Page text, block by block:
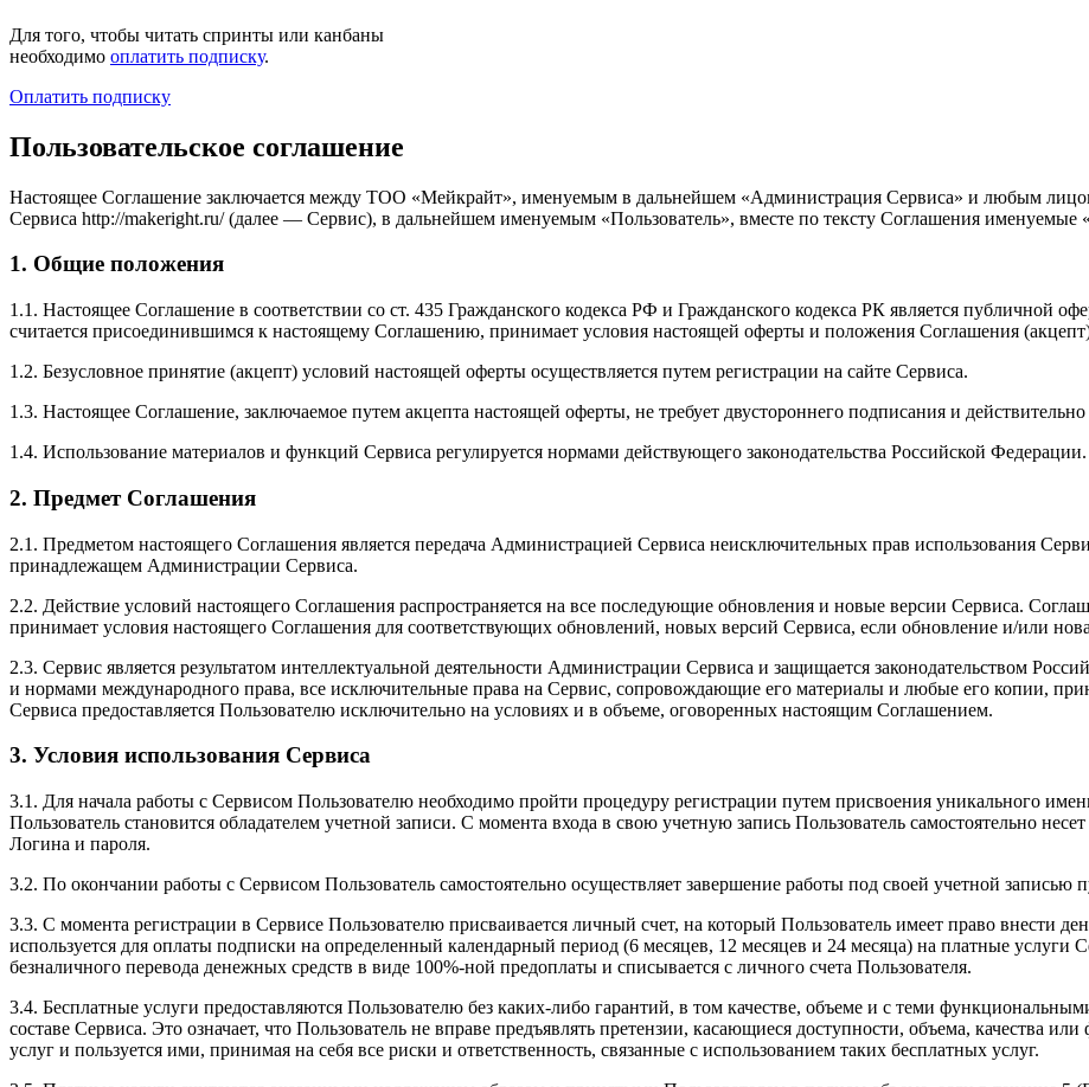
Для того, чтобы читать спринты или канбаны
необходимо оплатить подписку.
Оплатить подписку
Пользовательское соглашение
Настоящее Соглашение заключается между ТОО «Мейкрайт», именуемым в дальнейшем «Администрация Сервиса» и любым
Сервиса http://makeright.ru/ (далее — Сервис), в дальнейшем именуемым «Пользователь», вместе по тексту Соглашения
1. Общие положения
1.1. Настоящее Соглашение в соответствии со ст. 435 Гражданского кодекса РФ и Гражданского кодекса РК является публичной
считается присоединившимся к настоящему Соглашению, принимает условия настоящей оферты и положения Соглашения
1.2. Безусловное принятие (акцепт) условий настоящей оферты осуществляется путем регистрации на сайте Сервиса.
1.3. Настоящее Соглашение, заключаемое путем акцепта настоящей оферты, не требует двустороннего подписания и
1.4. Использование материалов и функций Сервиса регулируется нормами действующего законодательства Российской Федерации.
2. Предмет Соглашения
2.1. Предметом настоящего Соглашения является передача Администрацией Сервиса неисключительных прав использования
принадлежащем Администрации Сервиса.
2.2. Действие условий настоящего Соглашения распространяется на все последующие обновления и новые версии Сервиса.
принимает условия настоящего Соглашения для соответствующих обновлений, новых версий Сервиса, если обновление и/или
2.3. Сервис является результатом интеллектуальной деятельности Администрации Сервиса и защищается законодательством
и нормами международного права, все исключительные права на Сервис, сопровождающие его материалы и любые его копии,
Сервиса предоставляется Пользователю исключительно на условиях и в объеме, оговоренных настоящим Соглашением.
3. Условия использования Сервиса
3.1. Для начала работы с Сервисом Пользователю необходимо пройти процедуру регистрации путем присвоения уникального
Пользователь становится обладателем учетной записи. С момента входа в свою учетную запись Пользователь самостоятельно
Логина и пароля.
3.2. По окончании работы с Сервисом Пользователь самостоятельно осуществляет завершение работы под своей учетной
3.3. С момента регистрации в Сервисе Пользователю присваивается личный счет, на который Пользователь имеет право внести
используется для оплаты подписки на определенный календарный период (6 месяцев, 12 месяцев и 24 месяца) на платные услуги
безналичного перевода денежных средств в виде 100%-ной предоплаты и списывается с личного счета Пользователя.
3.4. Бесплатные услуги предоставляются Пользователю без каких-либо гарантий, в том качестве, объеме и с теми
составе Сервиса. Это означает, что Пользователь не вправе предъявлять претензии, касающиеся доступности, объема, качества
услуг и пользуется ими, принимая на себя все риски и ответственность, связанные с использованием таких бесплатных услуг.